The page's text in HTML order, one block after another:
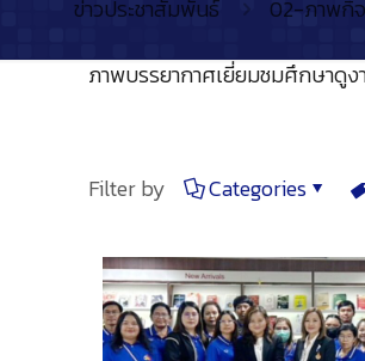
ข่าวประชาสัมพันธ์ 02-ภาพกิ
ภาพบรรยากาศเยี่ยมชมศึกษาดูง
Filter by Categories